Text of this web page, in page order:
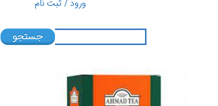
ورود/ ثبت نام
جستجو